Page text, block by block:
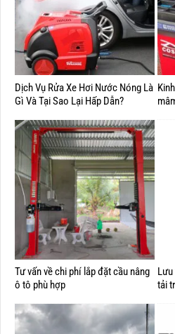
Dịch Vụ Rửa Xe Hơi Nước Nóng Là
Gì Và Tại Sao Lại Hấp Dẫn?
Tư vấn về chi phí lắp đặt cầu nâng
ô tô phù hợp
tải